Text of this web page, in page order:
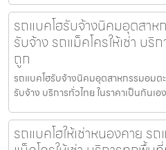
รถแบคโฮรับจ้างนิคมอุตสา
รับจ้าง รถแม็คโครให้เช่า บ
ถูก
รถแบคโฮรับจ้างนิคมอุตสาหกรรมอมต
รับจ้าง บริการทั่วไทย ในราคาเป็นกันเ
รถแบคโฮให้เช่าหนองคาย ร